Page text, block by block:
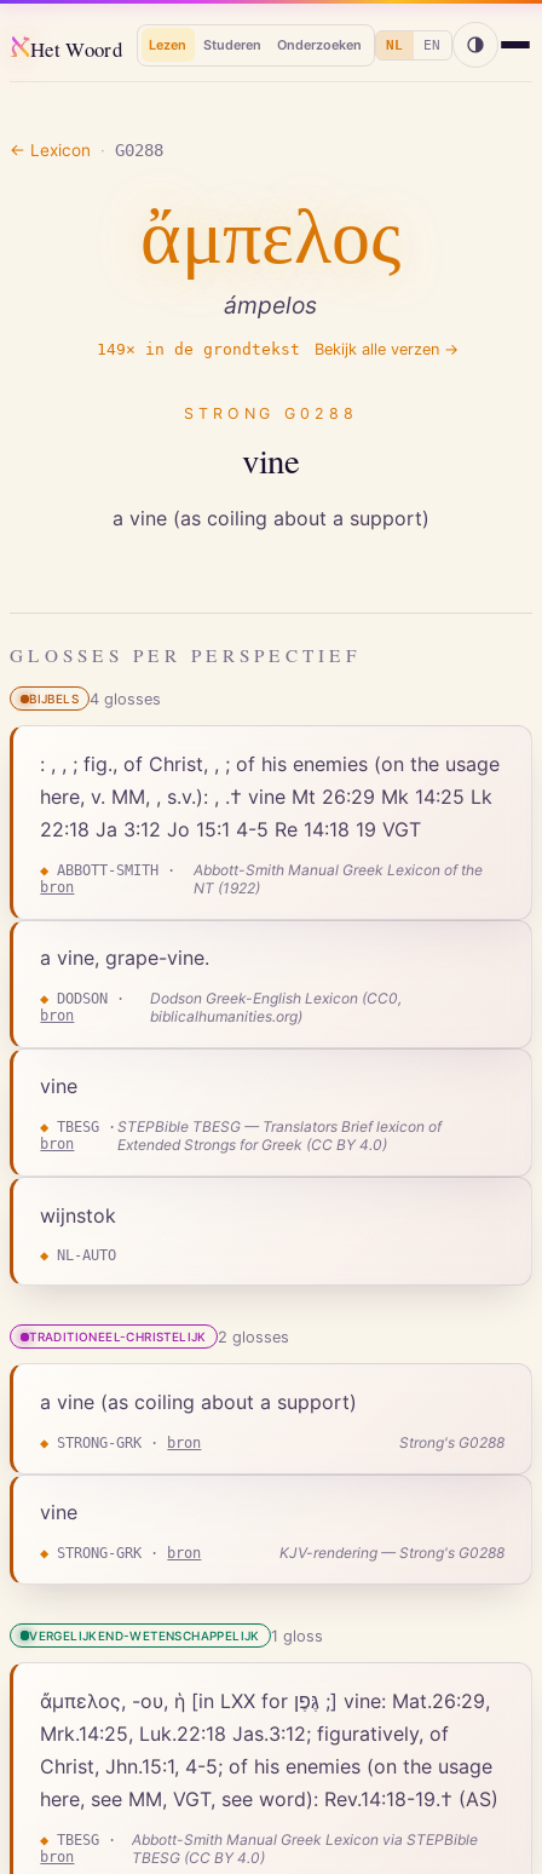
אHet Woord Lezen Studeren Onderzoeken NL EN
← Lexicon · G0288
ἄμπελος
ámpelos
149× in de grondtekst Bekijk alle verzen →
STRONGG0288
vine
a vine (as coiling about a support)
GLOSSES PER PERSPECTIEF
BIJBELS 4glosses
: , , ; fig., of Christ, , ; of his enemies (on the usage
here, v. MM, , s.v.): , .† vine Mt 26:29 Mk 14:25 Lk
22:18 Ja 3:12 Jo 15:1 4-5 Re 14:18 19 VGT
◆ ABBOTT-SMITH ·
bron
Abbott-Smith Manual Greek Lexicon of the
NT (1922)
a vine, grape-vine.
◆ DODSON ·
bron
Dodson Greek-English Lexicon (CC0,
biblicalhumanities.org)
vine
◆ TBESG ·
bron
STEPBible TBESG — Translators Brief lexicon of
Extended Strongs for Greek (CC BY 4.0)
wijnstok
◆ NL-AUTO
TRADITIONEEL-CHRISTELIJK 2 glosses
a vine (as coiling about a support)
◆ STRONG-GRK · bron Strong's G0288
vine
◆ STRONG-GRK · bron KJV-rendering — Strong's G0288
VERGELIJKEND-WETENSCHAPPELIJK 1 gloss
ἄμπελος, -ου, ἡ [in LXX for גֶּפֶן ;] vine: Mat.26:29,
Mrk.14:25, Luk.22:18 Jas.3:12; figuratively, of
Christ, Jhn.15:1, 4-5; of his enemies (on the usage
here, see MM, VGT, see word): Rev.14:18-19.† (AS)
◆ TBESG ·
bron
Abbott-Smith Manual Greek Lexicon via STEPBible
TBESG (CC BY 4.0)